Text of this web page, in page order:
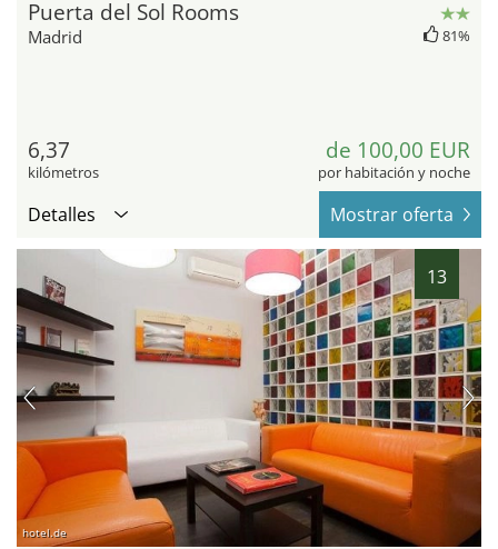
Puerta del Sol Rooms
Madrid 81%
6,37
kilómetros
de 100,00 EUR
por habitación y noche
Detalles Mostrar oferta
13
hotel.de